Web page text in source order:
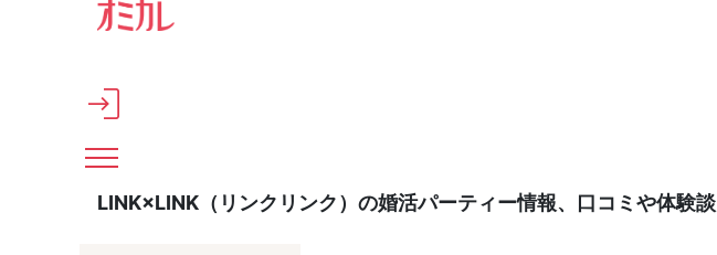
メインコンテンツへスキップ
LINK×LINK（リンクリンク）の婚活パーティー情報、口コミや体験談